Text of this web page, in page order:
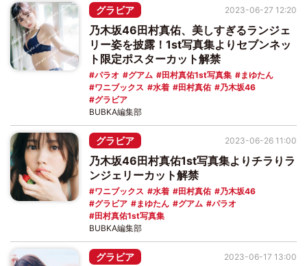
グラビア
乃木坂46田村真佑、美しすぎるランジェ
リー姿を披露！1st写真集よりセブンネッ
ト限定ポスターカット解禁
パラオ グアム 田村真佑1st写真集
まゆたん
ワニブックス
水着 田村真佑
乃木坂46
グラビア
2023-06-27 12:20
BUBKA編集部
グラビア
乃木坂46田村真佑1st写真集よりチラりラ
ンジェリーカット解禁
ワニブックス 水着 田村真佑
乃木坂46
グラビア
まゆたん グアム
パラオ
田村真佑1st写真集
2023-06-26 11:00
BUBKA編集部
グラビア 2023-06-17 13:00